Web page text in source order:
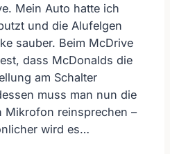
Mein Auto hatte ich
und die Alufelgen
sauber. Beim McDrive
dass McDonalds die
am Schalter
muss man nun die
Mikrofon reinsprechen –
wird es…